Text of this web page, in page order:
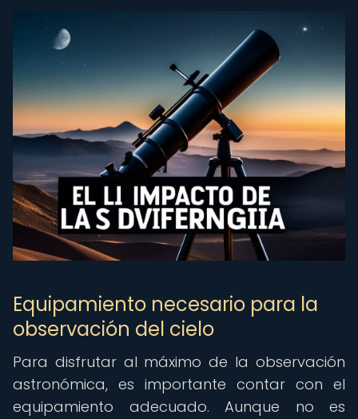
Equipamiento necesario para la
observación del cielo
Para disfrutar al máximo de la observación
astronómica, es importante contar con el
equipamiento adecuado. Aunque no es